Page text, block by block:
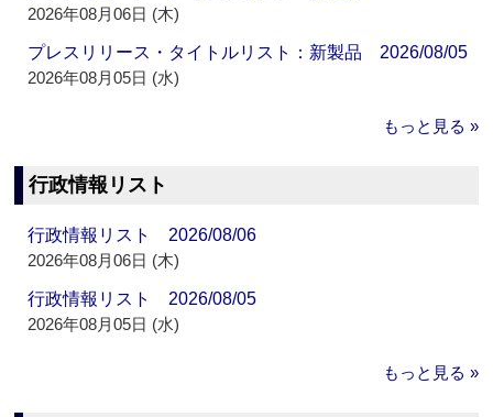
2026年08月06日 (木)
プレスリリース・タイトルリスト：新製品 2026/08/05
2026年08月05日 (水)
もっと見る »
行政情報リスト
行政情報リスト 2026/08/06
2026年08月06日 (木)
行政情報リスト 2026/08/05
2026年08月05日 (水)
もっと見る »